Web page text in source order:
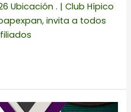
Ubicación . | Club Hípico
invita a todos